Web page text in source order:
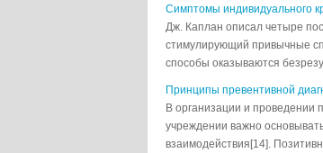
Симптомы индивидуального
Дж. Каплан описал четыре
стимулирующий привычные
способы оказываются
Принципы превентивной
В организации и проведении
учреждении важно
взаимодействия[14].